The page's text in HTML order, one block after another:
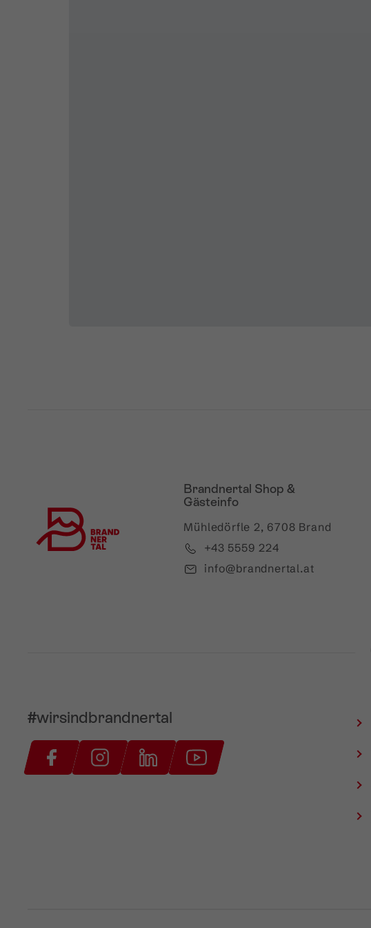
#wirsindbrandnertal
Brandnertal Shop &
Gästeinfo
Mühledörfle 2, 6708 Brand
+43 5559 224
info@brandnertal.at